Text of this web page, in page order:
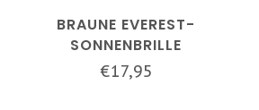
BRAUNE EVEREST-
SONNENBRILLE
€17,95